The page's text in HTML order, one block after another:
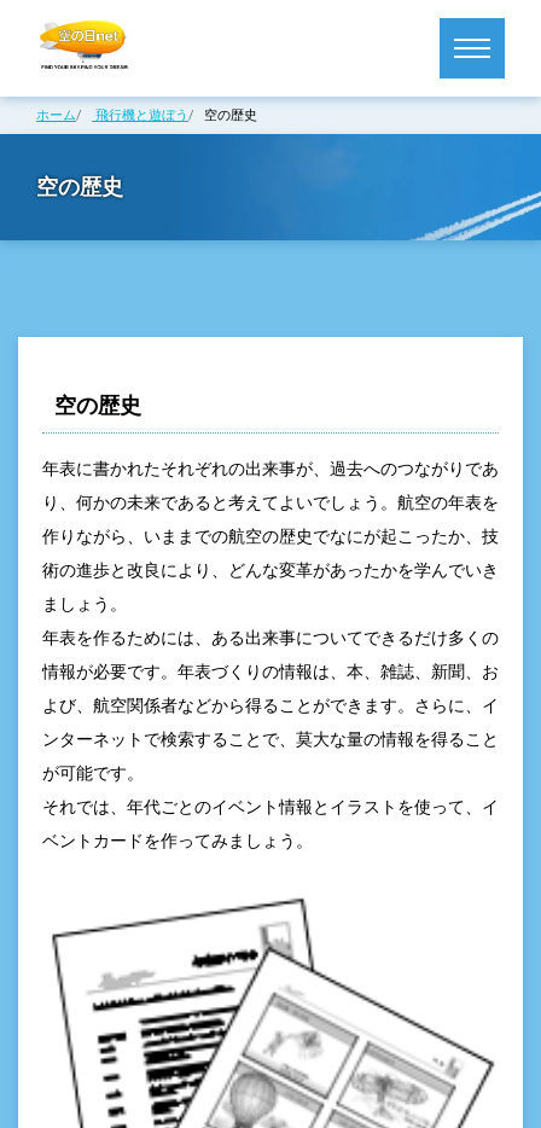
ホーム 飛行機と遊ぼう 空の歴史
空の歴史
空の歴史
年表に書かれたそれぞれの出来事が、過去へのつながりであ
り、何かの未来であると考えてよいでしょう。航空の年表を
作りながら、いままでの航空の歴史でなにが起こったか、技
術の進歩と改良により、どんな変革があったかを学んでいき
ましょう。
年表を作るためには、ある出来事についてできるだけ多くの
情報が必要です。年表づくりの情報は、本、雑誌、新聞、お
よび、航空関係者などから得ることができます。さらに、イ
ンターネットで検索することで、莫大な量の情報を得ること
が可能です。
それでは、年代ごとのイベント情報とイラストを使って、イ
ベントカードを作ってみましょう。